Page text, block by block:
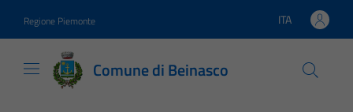
Regione Piemonte Lingua attiva:
ITA
Comune di Beinasco